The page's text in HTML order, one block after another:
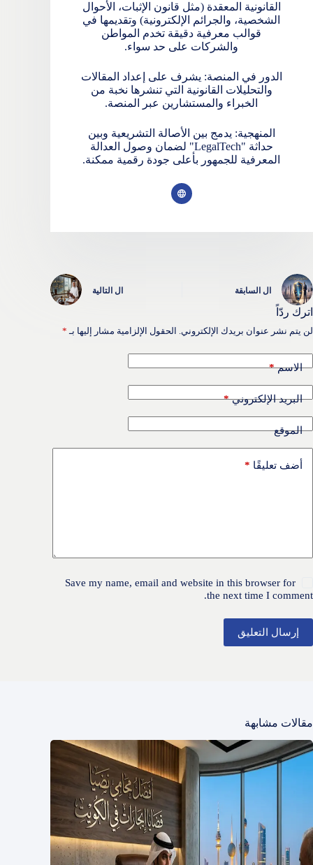
القانونية المعقدة (مثل قانون الإثبات، الأحوال
الشخصية، والجرائم الإلكترونية) وتقديمها في
قوالب معرفية دقيقة تخدم المواطن
والشركات على حد سواء.
الدور في المنصة: يشرف على إعداد المقالات
والتحليلات القانونية التي تنشرها نخبة من
الخبراء والمستشارين عبر المنصة.
المنهجية: يدمج بين الأصالة التشريعية وبين
حداثة "LegalTech" لضمان وصول العدالة
المعرفية للجمهور بأعلى جودة رقمية ممكنة.
ال السابقة ال التالية
اترك ردّاً
لن يتم نشر عنوان بريدك الإلكتروني. الحقول الإلزامية مشار إليها بـ *
الاسم*
البريد الإلكتروني*
الموقع
أضف تعليقًا *
Save my name, email and website in this browser for
the next time I comment.
إرسال التعليق
مقالات مشابهة